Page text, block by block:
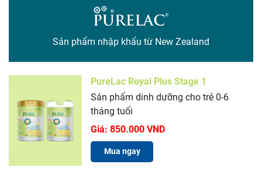
Sản phẩm nhập khẩu từ New Zealand
PureLac Royal Plus Stage 1
Sản phẩm dinh dưỡng cho trẻ 0-6
tháng tuổi
Giá: 850.000 VND
Mua ngay